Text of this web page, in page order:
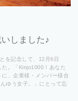
しました♪
を記念して、12月6日
た。「Kinjo1000！あなた
、企業様・メンバー様合
ゆう女子。」にとって忘